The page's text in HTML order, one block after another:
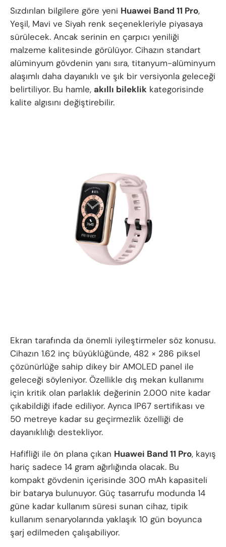
Sızdırılan bilgilere göre yeni Huawei Band 11 Pro,
Yeşil, Mavi ve Siyah renk seçenekleriyle piyasaya
sürülecek. Ancak serinin en çarpıcı yeniliği
malzeme kalitesinde görülüyor. Cihazın standart
alüminyum gövdenin yanı sıra, titanyum-alüminyum
alaşımlı daha dayanıklı ve şık bir versiyonla geleceği
belirtiliyor. Bu hamle, akıllı bileklik kategorisinde
kalite algısını değiştirebilir.
Ekran tarafında da önemli iyileştirmeler söz konusu.
Cihazın 1.62 inç büyüklüğünde, 482 × 286 piksel
çözünürlüğe sahip dikey bir AMOLED panel ile
geleceği söyleniyor. Özellikle dış mekan kullanımı
için kritik olan parlaklık değerinin 2.000 nite kadar
çıkabildiği ifade ediliyor. Ayrıca IP67 sertifikası ve
50 metreye kadar su geçirmezlik özelliği de
dayanıklılığı destekliyor.
Hafifliği ile ön plana çıkan Huawei Band 11 Pro, kayış
hariç sadece 14 gram ağırlığında olacak. Bu
kompakt gövdenin içerisinde 300 mAh kapasiteli
bir batarya bulunuyor. Güç tasarrufu modunda 14
güne kadar kullanım süresi sunan cihaz, tipik
kullanım senaryolarında yaklaşık 10 gün boyunca
şarj edilmeden çalışabiliyor.